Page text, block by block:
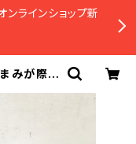
ラインショップ新
みが際立
期間中
ずき オ